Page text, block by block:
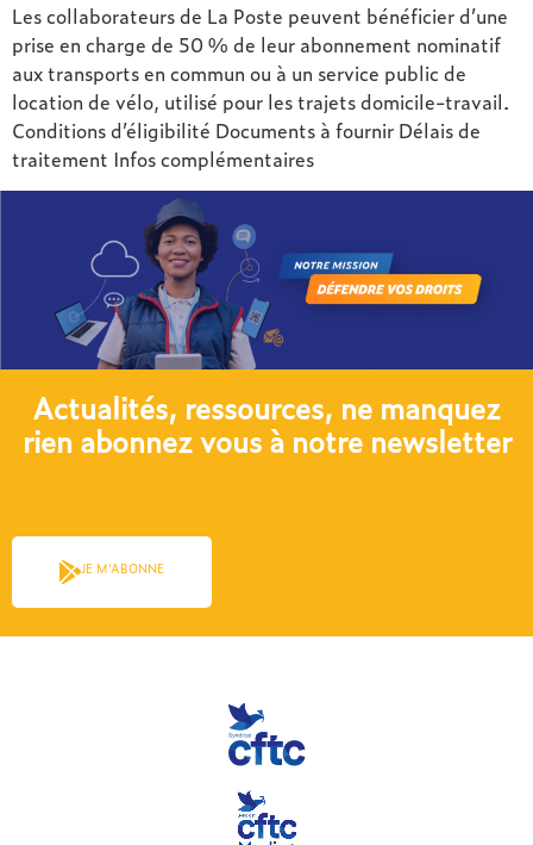
Les collaborateurs de La Poste peuvent bénéficier d’une
prise en charge de 50 % de leur abonnement nominatif
aux transports en commun ou à un service public de
location de vélo, utilisé pour les trajets domicile-travail.
Conditions d’éligibilité Documents à fournir Délais de
traitement Infos complémentaires
Actualités, ressources, ne manquez
rien abonnez vous à notre newsletter​
JE M'ABONNE